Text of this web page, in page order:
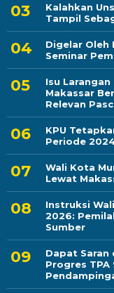
Kalahkan
Tampil
Digelar Oleh
Seminar
Isu
Makassar
Relevan
KPU
Periode
Wali Kota
Lewat
Instruksi
2026:
Sumber
Dapat Saran
Progres TPA